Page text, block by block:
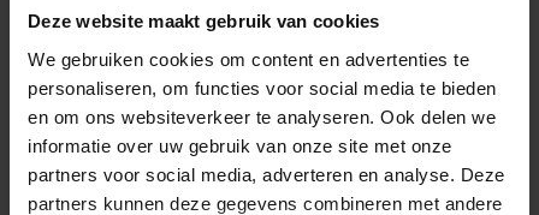
Deze website maakt gebruik van cookies
We gebruiken cookies om content en advertenties te
personaliseren, om functies voor social media te bieden
en om ons websiteverkeer te analyseren. Ook delen we
informatie over uw gebruik van onze site met onze
partners voor social media, adverteren en analyse. Deze
partners kunnen deze gegevens combineren met andere
Plan kosteloos een luisterafspraak. Of heb je hulp
nodig bij je bestelling? Neem contact op met onze
klantenservice.
Interesse in product